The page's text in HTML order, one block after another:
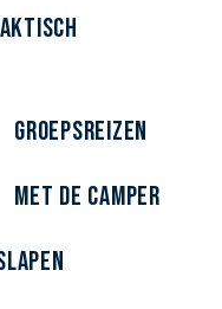
Groepsreizen
Met de camper